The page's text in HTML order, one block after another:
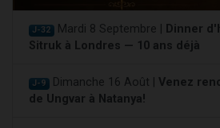
J-32 Mardi 8 Septembre | Dinner
Sitruk à Londres — 10 ans déjà
J-9 Dimanche 16 Août | Venez
de Ungvar à Natanya!